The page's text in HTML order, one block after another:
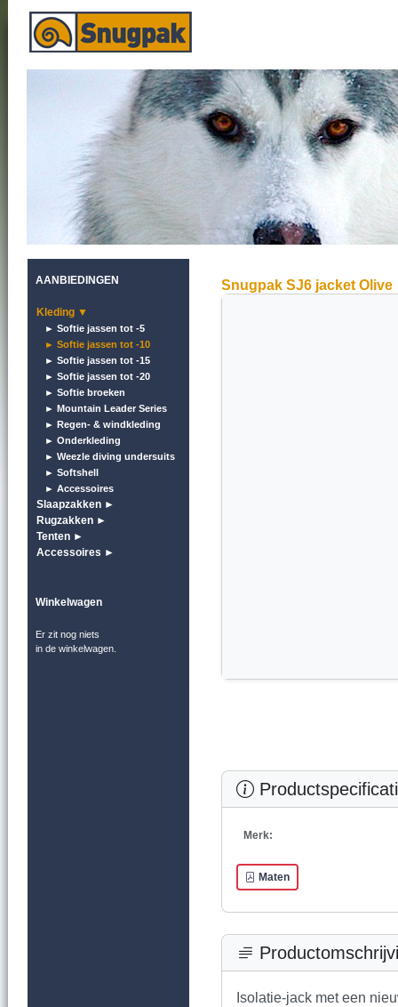
AANBIEDINGEN
Kleding ▼
► Softie jassen tot -5
► Softie jassen tot -10
► Softie jassen tot -15
► Softie jassen tot -20
► Softie broeken
► Mountain Leader Series
► Regen- & windkleding
► Onderkleding
► Weezle diving undersuits
► Softshell
► Accessoires
Slaapzakken ►
Rugzakken ►
Tenten ►
Accessoires ►
Winkelwagen
Er zit nog niets
in de winkelwagen.
Snugpak SJ6 jacket Olive
Merk:
Maten
Isolatie-jack met een